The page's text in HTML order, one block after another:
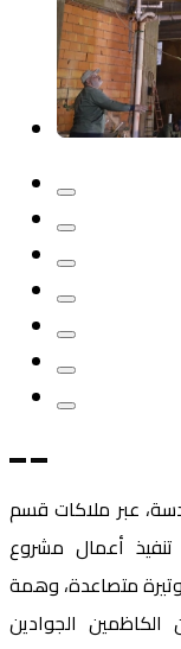
عبر ملاكات قسم
تنفيذ أعمال مشروع
متصاعدة، وهمة
الجوادين